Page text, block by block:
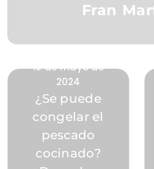
Fran
19 de mayo de
2024
¿Se puede
congelar el
pescado
cocinado?